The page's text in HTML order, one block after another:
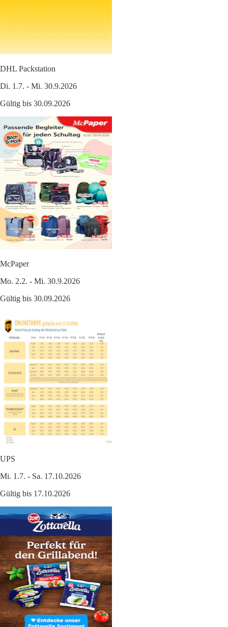
DHL Packstation
Di. 1.7. - Mi. 30.9.2026
Gültig bis 30.09.2026
McPaper
Mo. 2.2. - Mi. 30.9.2026
Gültig bis 30.09.2026
UPS
Mi. 1.7. - Sa. 17.10.2026
Gültig bis 17.10.2026